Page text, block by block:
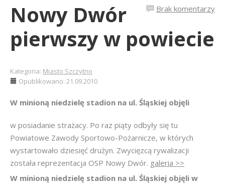
Brak komentarzy
Nowy Dwór
pierwszy w powiecie
Kategoria: Miasto Szczytno
Opublikowano: 21.09.2010
W minioną niedzielę stadion na ul. Śląskiej objęli
w posiadanie strażacy. Po raz piąty odbyły się tu
Powiatowe Zawody Sportowo-Pożarnicze, w których
wystartowało dziesięć drużyn. Zwycięzcą rywalizacji
została reprezentacja OSP Nowy Dwór. galeria >>
W minioną niedzielę stadion na ul. Śląskiej objęli w